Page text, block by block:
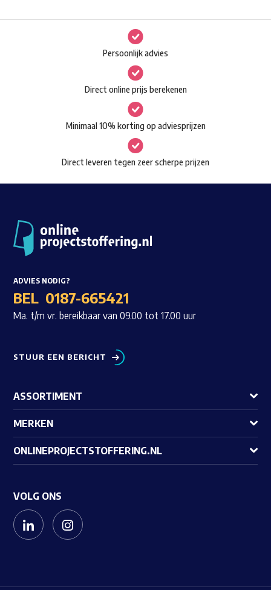
Waar ben je naar op zoek?
Deze
optie
kan
gekozen
worden
op
de
productpagina
Persoonlijk advies
Direct online prijs berekenen
Minimaal 10% korting op adviesprijzen
Direct leveren tegen zeer scherpe prijzen
ADVIES NODIG?
BEL 0187-665421
Ma. t/m vr. bereikbaar van 09.00 tot 17.00 uur
STUUR EEN BERICHT
ASSORTIMENT
MERKEN
ONLINEPROJECTSTOFFERING.NL
VOLG ONS